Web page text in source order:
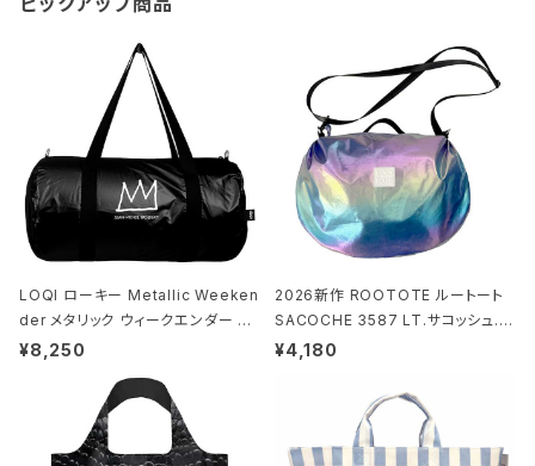
LOQI ローキー Metallic Weeken
der メタリック ウィークエンダー ボ
ストンバッグ ショルダーバッグ JEAN
ck ジャン=ミッシェル・バスキア/クラ
ウン ブラック
¥8,250
2026新作 ROOTOTE ルートート
SACOCHE 3587 LT.サコッシュ.ル
ミエ-B ショルダーバッグ グロスネイ
¥4,180